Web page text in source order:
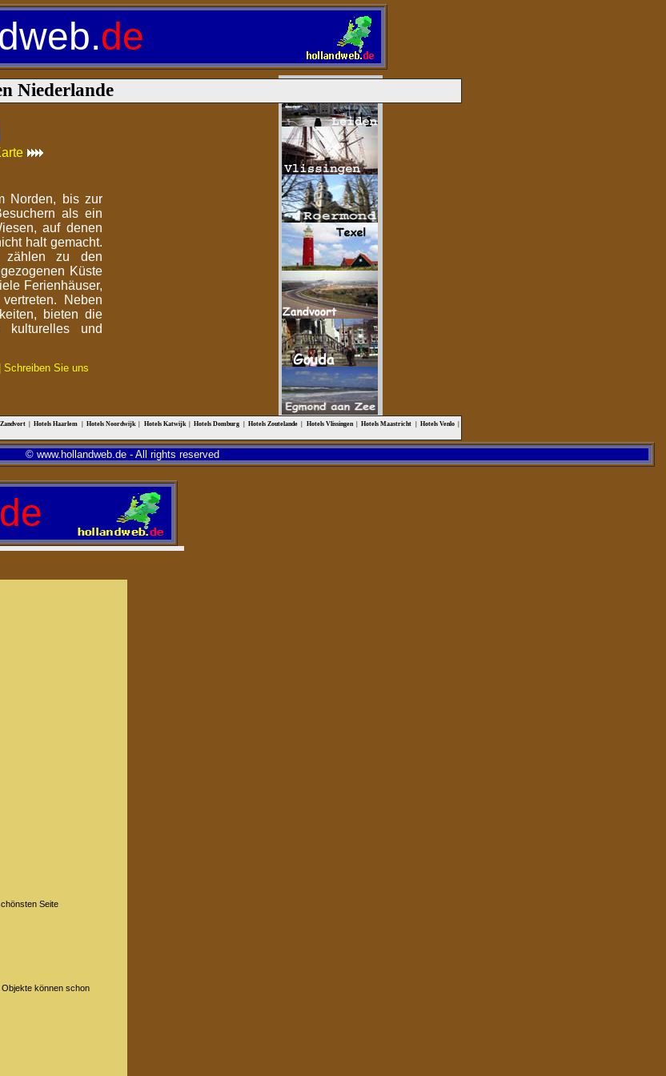
Norden, bis zur
als ein
auf denen
halt gemacht.
zählen zu den
Küste
Ferienhäuser,
Neben
bieten die
kulturelles und
de
Niederlande
|Hotels Haarlem Hotels Noordwijk| Hotels Katwijk|Hotels Domburg Hotels Zoutelande| Hotels Vlissingen|Hotels Maastricht Hotels Venlo
Schreiben Sie uns
© www.hollandweb.de - All rights reserved
de
Seite
können schon